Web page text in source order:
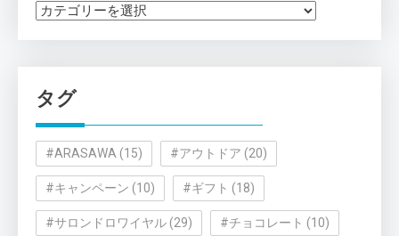
カ
ー
タグ
#ARASAWA (15) #アウトドア (20)
#キャンペーン (10) #ギフト (18)
#サロンドロワイヤル (29) #チョコレート (10)